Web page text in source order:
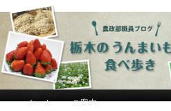
農政部職員ブログ
もの食べ歩き」
メインコンテンツへ移動
サブコンテンツへ移動
ホーム ご案内